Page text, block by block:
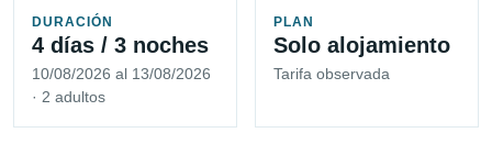
DURACIÓN
4 días / 3 noches
10/08/2026 al 13/08/2026
· 2 adultos
PLAN
Solo alojamiento
Tarifa observada